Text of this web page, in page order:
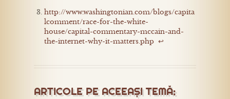
http://www.washingtonian.com/blogs/capita
lcomment/race-for-the-white-
house/capital-commentary-mccain-and-
the-internet-why-it-matters.php ↩
ARTICOLE PE ACEEAȘI TEMĂ: